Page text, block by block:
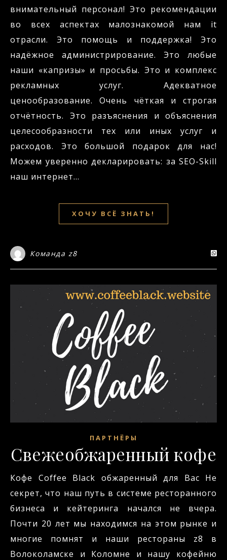
внимательный персонал! Это рекомендации
во всех аспектах малознакомой нам it
отрасли. Это помощь и поддержка! Это
надёжное администрирование. Это любые
наши «капризы» и просьбы. Это и комплекс
рекламных услуг. Адекватное
ценообразование. Очень чёткая и строгая
отчётность. Это разъяснения и объяснения
целесообразности тех или иных услуг и
расходов. Это большой подарок для нас!
Можем уверенно декларировать: за SEO-Skill
наш интернет…
ХОЧУ ВСЁ ЗНАТЬ!
Команда z8
ПАРТНЁРЫ
Свежеобжаренный кофе
Кофе Coffee Black обжаренный для Вас Не
секрет, что наш путь в системе ресторанного
бизнеса и кейтеринга начался не вчера.
Почти 20 лет мы находимся на этом рынке и
многие помнят и наши рестораны z8 в
Волоколамске и Коломне и нашу кофейню